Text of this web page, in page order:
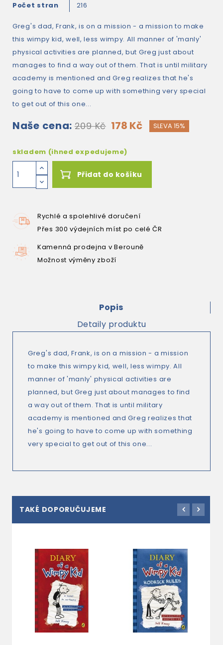
Počet stran
216
Greg's dad, Frank, is on a mission - a mission to make
this wimpy kid, well, less wimpy. All manner of 'manly'
physical activities are planned, but Greg just about
manages to find a way out of them. That is until military
academy is mentioned and Greg realizes that he's
going to have to come up with something very special
to get out of this one...
Naše cena: 209 Kč 178 Kč SLEVA 15%
skladem (ihned expedujeme)
Přidat do košíku
Rychlé a spolehlivé doručení
Přes 300 výdejních míst po celé ČR
Kamenná prodejna v Berouně
Možnost výměny zboží
Popis
Detaily produktu
Greg's dad, Frank, is on a mission - a mission
to make this wimpy kid, well, less wimpy. All
manner of 'manly' physical activities are
planned, but Greg just about manages to find
a way out of them. That is until military
academy is mentioned and Greg realizes that
he's going to have to come up with something
very special to get out of this one...
TAKÉ DOPORUČUJEME